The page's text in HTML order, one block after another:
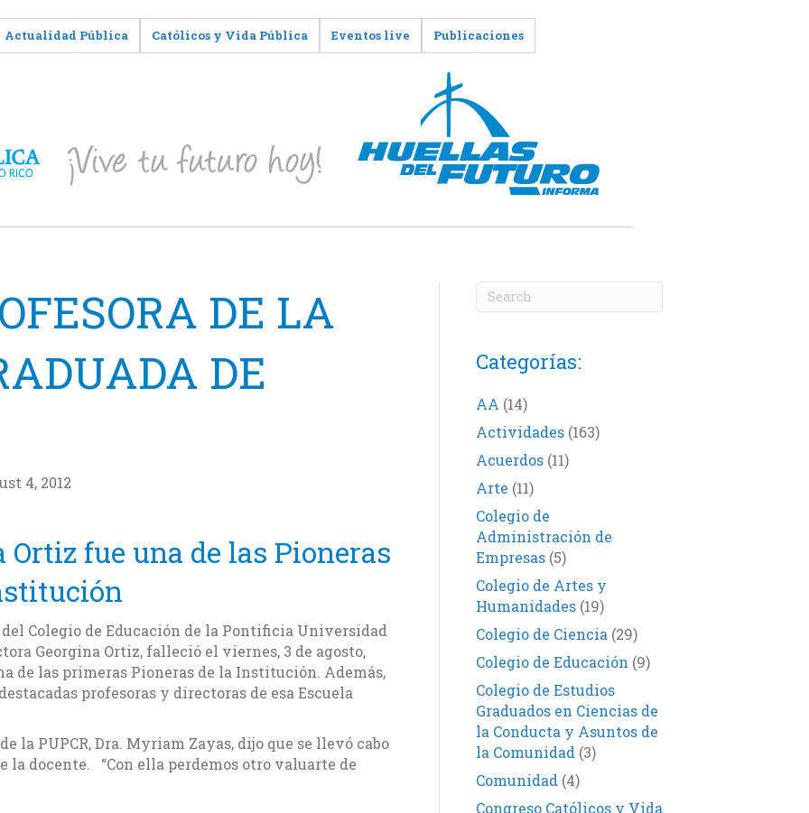
Actualidad Pública Católicos y Vida Pública Eventos live Publicaciones
DE LA
DE
4, 2012
Ortiz fue una de las Pioneras
del Colegio de Educación de la Pontificia Universidad
Georgina Ortiz, falleció el viernes, 3 de agosto,
de las primeras Pioneras de la Institución. Además,
profesoras y directoras de esa Escuela
la PUPCR, Dra. Myriam Zayas, dijo que se llevó cabo
la docente. “Con ella perdemos otro valuarte de
Categorías:
AA (14)
Actividades(163)
Acuerdos(11)
Arte (11)
Colegio de
Administración de
Empresas(5)
Colegio de Artes y
Humanidades(19)
Colegio de Ciencia (29)
Colegio de Educación (9)
Colegio de Estudios
Graduados en Ciencias de
la Conducta y Asuntos de
la Comunidad (3)
Comunidad (4)
Congreso Católicos y Vida